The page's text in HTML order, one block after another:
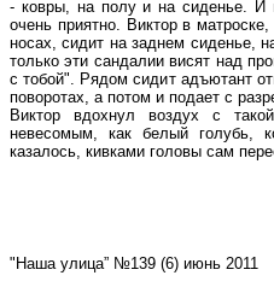
- ковры, на полу и на сиденье. И
очень приятно. Виктор в
носах, сидит на заднем сиденье,
только эти сандалии висят над
с тобой". Рядом сидит адъютант
поворотах, а потом и подает с
Виктор вдохнул воздух с
невесомым, как белый голубь,
казалось, кивками головы сам
"Наша улица” №139 (6) июнь 2011